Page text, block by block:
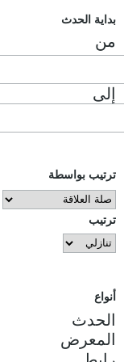
بداية الحدث
من
إلى
ترتيب بواسطة
ترتيب
أنواع
الحدث
المعرض